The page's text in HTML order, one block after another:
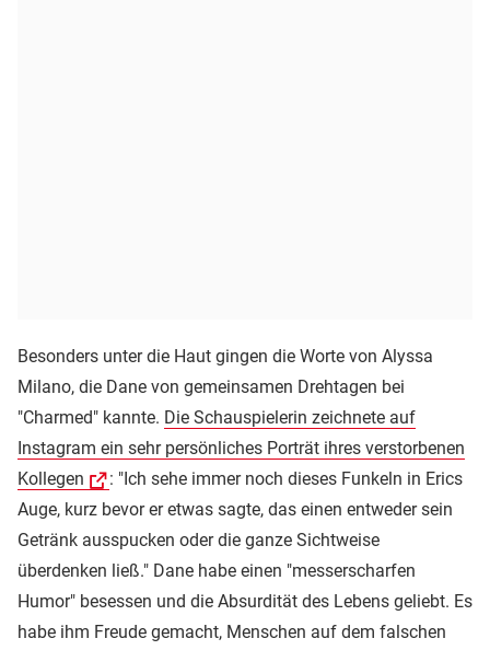
Besonders unter die Haut gingen die Worte von Alyssa
Milano, die Dane von gemeinsamen Drehtagen bei
"Charmed" kannte. Die Schauspielerin zeichnete auf
Instagram ein sehr persönliches Porträt ihres verstorbenen
Kollegen
: "Ich sehe immer noch dieses Funkeln in Erics
Auge, kurz bevor er etwas sagte, das einen entweder sein
Getränk ausspucken oder die ganze Sichtweise
überdenken ließ." Dane habe einen "messerscharfen
Humor" besessen und die Absurdität des Lebens geliebt. Es
habe ihm Freude gemacht, Menschen auf dem falschen